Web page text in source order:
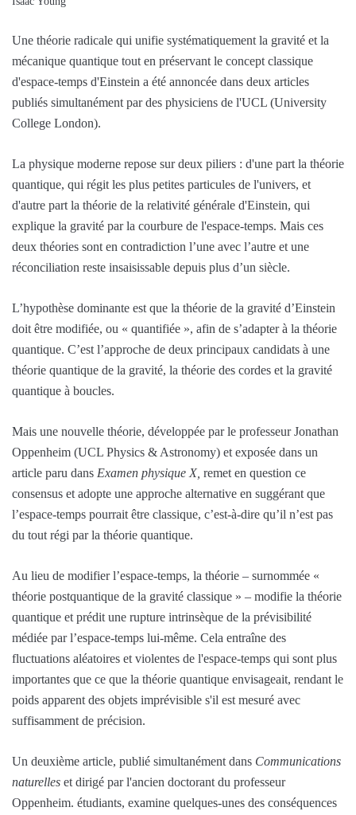
Une théorie radicale qui unifie systématiquement la gravité et la
mécanique quantique tout en préservant le concept classique
d'espace-temps d'Einstein a été annoncée dans deux articles
publiés simultanément par des physiciens de l'UCL (University
College London).
La physique moderne repose sur deux piliers : d'une part la théorie
quantique, qui régit les plus petites particules de l'univers, et
d'autre part la théorie de la relativité générale d'Einstein, qui
explique la gravité par la courbure de l'espace-temps. Mais ces
deux théories sont en contradiction l’une avec l’autre et une
réconciliation reste insaisissable depuis plus d’un siècle.
L’hypothèse dominante est que la théorie de la gravité d’Einstein
doit être modifiée, ou « quantifiée », afin de s’adapter à la théorie
quantique. C’est l’approche de deux principaux candidats à une
théorie quantique de la gravité, la théorie des cordes et la gravité
quantique à boucles.
Mais une nouvelle théorie, développée par le professeur Jonathan
Oppenheim (UCL Physics & Astronomy) et exposée dans un
article paru dans Examen physique X, remet en question ce
consensus et adopte une approche alternative en suggérant que
l’espace-temps pourrait être classique, c’est-à-dire qu’il n’est pas
du tout régi par la théorie quantique.
Au lieu de modifier l’espace-temps, la théorie – surnommée «
théorie postquantique de la gravité classique » – modifie la théorie
quantique et prédit une rupture intrinsèque de la prévisibilité
médiée par l’espace-temps lui-même. Cela entraîne des
fluctuations aléatoires et violentes de l'espace-temps qui sont plus
importantes que ce que la théorie quantique envisageait, rendant le
poids apparent des objets imprévisible s'il est mesuré avec
suffisamment de précision.
Un deuxième article, publié simultanément dans Communications
naturelles et dirigé par l'ancien doctorant du professeur
Oppenheim. étudiants, examine quelques-unes des conséquences